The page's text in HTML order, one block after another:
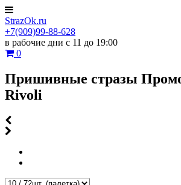
StrazOk.ru
+7(909)99-88-628
в рабочие дни с 11 до 19:00
0
Пришивные стразы
Rivoli